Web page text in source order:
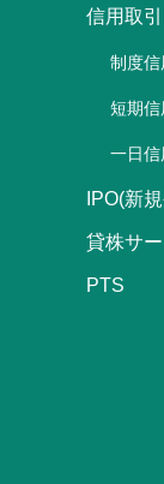
信用取引
制度信
短期信
一日信
IPO(新
貸株サ
PTS